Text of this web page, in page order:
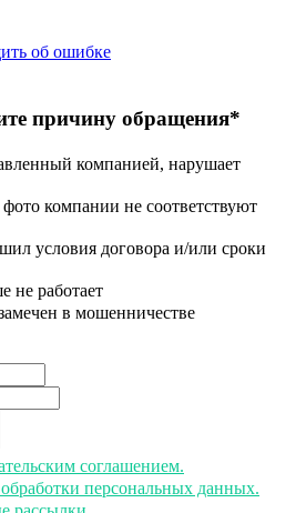
об ошибке
причину обращения*
компанией, нарушает
компании не соответствуют
условия договора и/или сроки
не работает
в мошенничестве
соглашением.
персональных данных.